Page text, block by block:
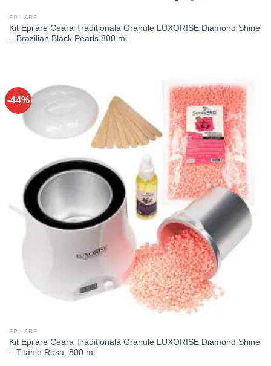
EPILARE
Kit Epilare Ceara Traditionala Granule LUXORISE Diamond Shine
– Brazilian Black Pearls 800 ml
-44%
EPILARE
Kit Epilare Ceara Traditionala Granule LUXORISE Diamond Shine
– Titanio Rosa, 800 ml